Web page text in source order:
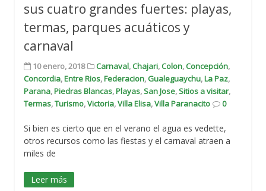
sus cuatro grandes fuertes: playas,
termas, parques acuáticos y
carnaval
10 enero, 2018 Carnaval,Chajari,Colon,Concepción,
Concordia,Entre Rios,Federacion, Gualeguaychu,La Paz,
Parana,Piedras Blancas,Playas,San Jose,Sitios a visitar,
Termas,Turismo,Victoria,Villa Elisa,Villa Paranacito 0
Si bien es cierto que en el verano el agua es vedette,
otros recursos como las fiestas y el carnaval atraen a
miles de
Leer más